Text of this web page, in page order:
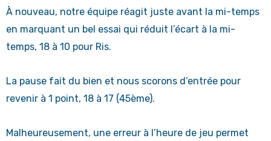
À nouveau, notre équipe réagit juste avant la mi-temps
en marquant un bel essai qui réduit l’écart à la mi-
temps, 18 à 10 pour Ris.
La pause fait du bien et nous scorons d’entrée pour
revenir à 1 point, 18 à 17 (45ème).
Malheureusement, une erreur à l’heure de jeu permet